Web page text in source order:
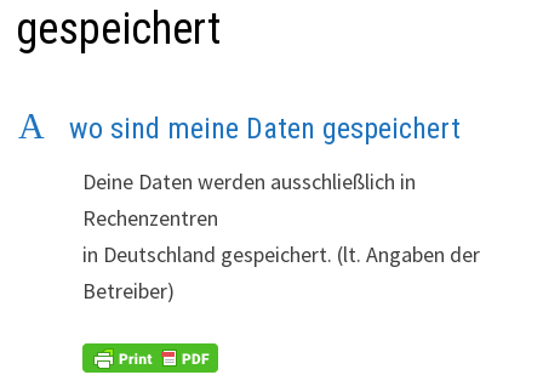
gespeichert
A wo sind meine Daten gespeichert
Deine Daten werden ausschließlich in
Rechenzentren
in Deutschland gespeichert. (lt. Angaben der
Betreiber)